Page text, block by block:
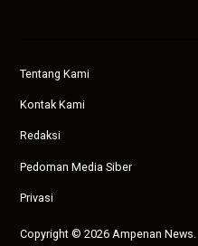
Tentang Kami
Kontak Kami
Redaksi
Pedoman Media Siber
Privasi
Copyright © 2026 Ampenan News.